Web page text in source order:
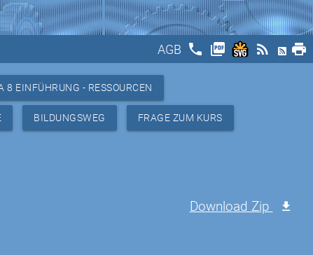
AGB phone picture_as_pdf rss_feed print
8 EINFÜHRUNG - RESSOURCEN
BILDUNGSWEG FRAGE ZUM KURS
Download Zip